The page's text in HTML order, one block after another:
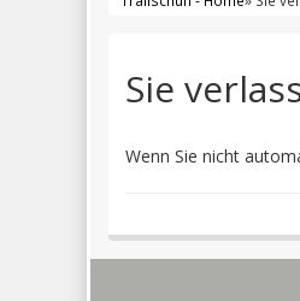
Sie
Wenn Sie nicht